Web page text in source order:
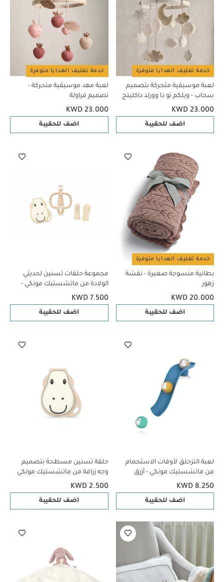
خدمة تغليف الهدايا متوفرة
لعبة موسيقية متحركة بتصميم
سحاب - ويلكم تو ذا وورلد داكلينج
KWD 23.000
اضف للحقيبة
خدمة تغليف الهدايا متوفرة
لعبة مهد موسيقية متحركة -
تصميم فراولة
KWD 23.000
اضف للحقيبة
خدمة تغليف الهدايا متوفرة
بطانية منسوجة صغيرة - نقشة
زهور
KWD 20.000
اضف للحقيبة
مجموعة حلقات تسنين لحديثي
الولادة من ماتشستيك مونكي -
تصميم زرافة
KWD 7.500
اضف للحقيبة
لعبة التزحلق لأوقات الاستحمام
من ماتشستيك مونكي - أزرق
KWD 8.250
اضف للحقيبة
حلقة تسنين مسطحة بتصميم
وجه زرافة من ماتشستيك مونكي
KWD 2.500
اضف للحقيبة